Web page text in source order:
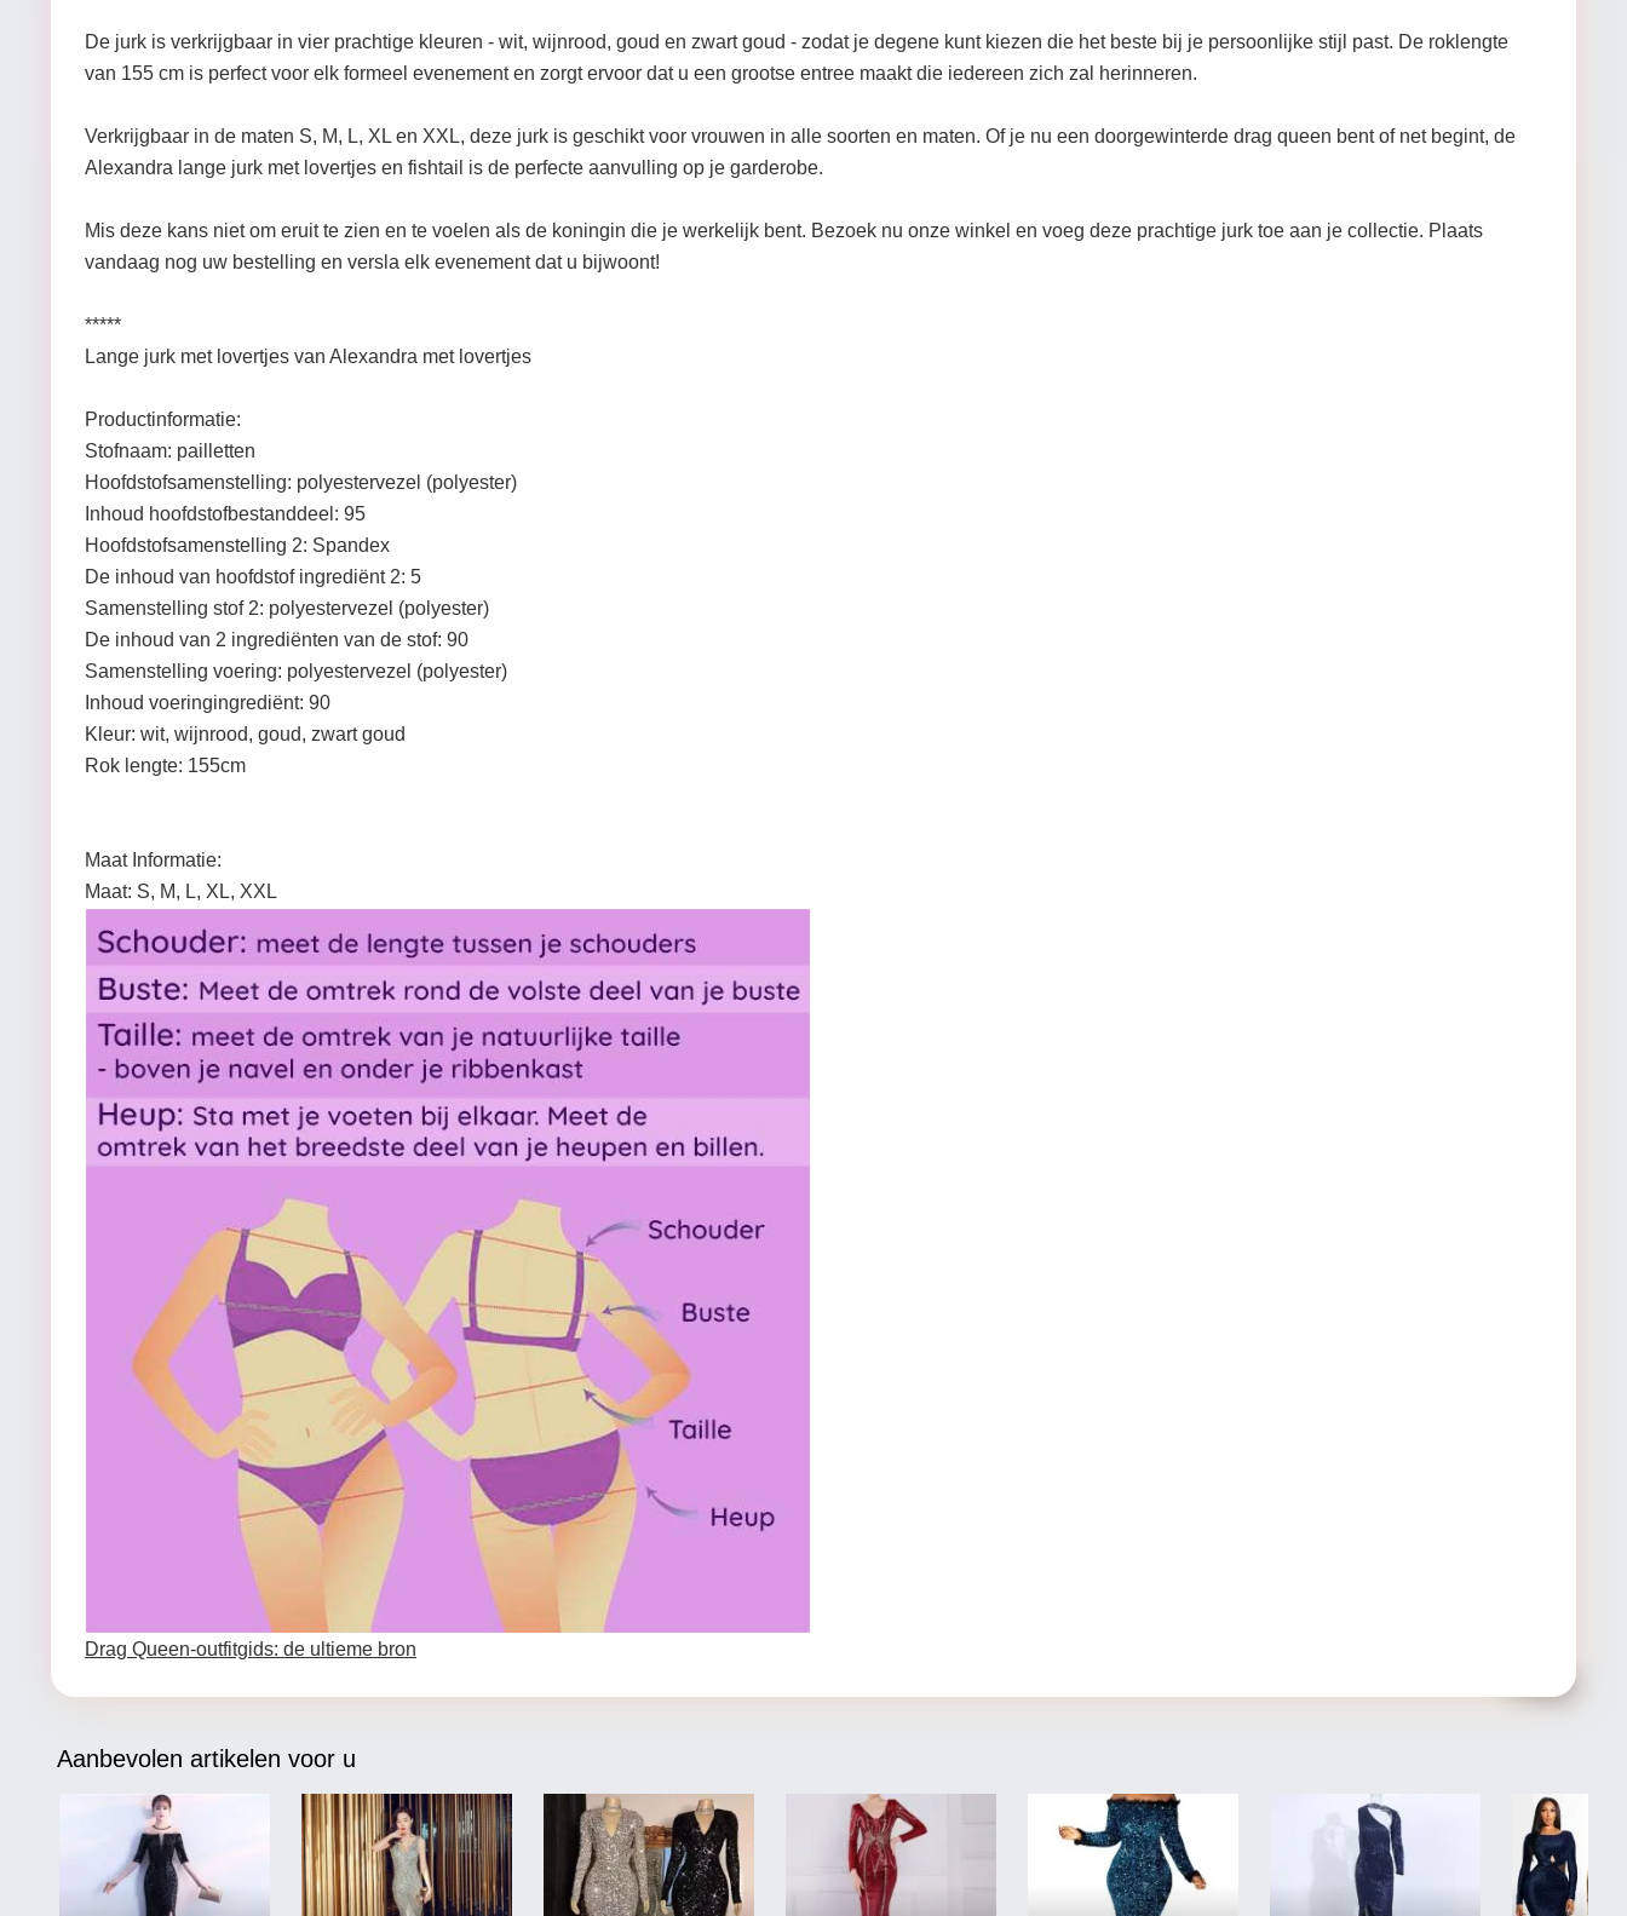
De jurk is verkrijgbaar in vier prachtige kleuren - wit, wijnrood, goud en zwart goud - zodat je degene kunt kiezen die het beste bij je persoonlijke stijl past. De roklengte
van 155 cm is perfect voor elk formeel evenement en zorgt ervoor dat u een grootse entree maakt die iedereen zich zal herinneren.
Verkrijgbaar in de maten S, M, L, XL en XXL, deze jurk is geschikt voor vrouwen in alle soorten en maten. Of je nu een doorgewinterde drag queen bent of net begint, de
Alexandra lange jurk met lovertjes en fishtail is de perfecte aanvulling op je garderobe.
Mis deze kans niet om eruit te zien en te voelen als de koningin die je werkelijk bent. Bezoek nu onze winkel en voeg deze prachtige jurk toe aan je collectie. Plaats
vandaag nog uw bestelling en versla elk evenement dat u bijwoont!
*****
Lange jurk met lovertjes van Alexandra met lovertjes
Productinformatie:
Stofnaam: pailletten
Hoofdstofsamenstelling: polyestervezel (polyester)
Inhoud hoofdstofbestanddeel: 95
Hoofdstofsamenstelling 2: Spandex
De inhoud van hoofdstof ingrediënt 2: 5
Samenstelling stof 2: polyestervezel (polyester)
De inhoud van 2 ingrediënten van de stof: 90
Samenstelling voering: polyestervezel (polyester)
Inhoud voeringingrediënt: 90
Kleur: wit, wijnrood, goud, zwart goud
Rok lengte: 155cm
Maat Informatie:
Maat: S, M, L, XL, XXL
Drag Queen-outfitgids: de ultieme bron
Aanbevolen artikelen voor u